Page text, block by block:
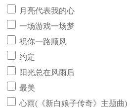
月亮代表我的心
一场游戏一场梦
祝你一路顺风
约定
阳光总在风雨后
最美
心雨(《新白娘子传奇》主题曲)